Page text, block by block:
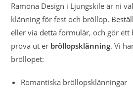
Ramona Design i Ljungskile är ni
klänning för fest och bröllop.
eller via detta formulär, och gör ett
prova ut er bröllopsklänning. Vi
bröllopet:
Romantiska bröllopsklänningar